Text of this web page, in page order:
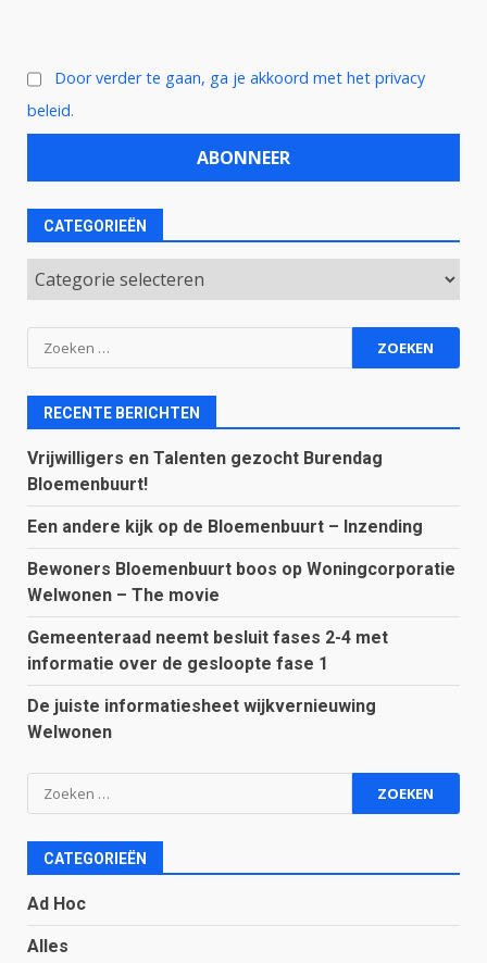
Door verder te gaan, ga je akkoord met het privacy
beleid.
CATEGORIEËN
Categorieën
Zoeken
naar:
RECENTE BERICHTEN
Vrijwilligers en Talenten gezocht Burendag
Bloemenbuurt!
Een andere kijk op de Bloemenbuurt – Inzending
Bewoners Bloemenbuurt boos op Woningcorporatie
Welwonen – The movie
Gemeenteraad neemt besluit fases 2-4 met
informatie over de gesloopte fase 1
De juiste informatiesheet wijkvernieuwing
Welwonen
Zoeken
naar:
CATEGORIEËN
Ad Hoc
Alles